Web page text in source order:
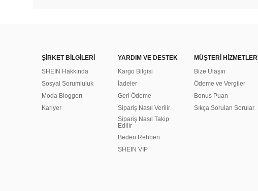
ŞİRKET BİLGİLERİ
SHEIN Hakkında
Sosyal Sorumluluk
Moda Bloggerı
Kariyer
YARDIM VE DESTEK
Kargo Bilgisi
İadeler
Geri Ödeme
Sipariş Nasıl Verilir
Sipariş Nasıl Takip
Edilir
Beden Rehberi
SHEIN VIP
MÜŞTERİ HİZMETLERİ
Bize Ulaşın
Ödeme ve Vergiler
Bonus Puan
Sıkça Sorulan Sorular